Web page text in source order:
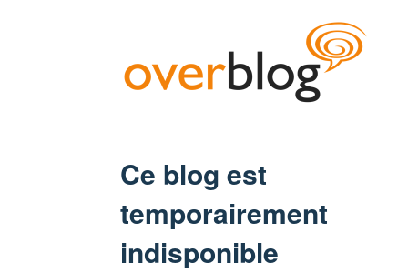
Ce blog est
temporairement
indisponible